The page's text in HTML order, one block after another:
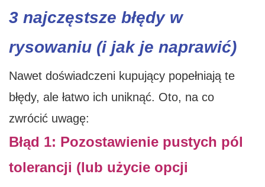
3 najczęstsze błędy w
rysowaniu (i jak je naprawić)
Nawet doświadczeni kupujący popełniają te
błędy, ale łatwo ich uniknąć. Oto, na co
zwrócić uwagę:
Błąd 1: Pozostawienie pustych pól
tolerancji (lub użycie opcji